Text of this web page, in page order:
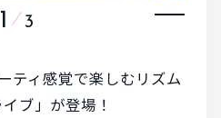
1 3
ティ感覚で楽しむリズム
ブ」が登場！